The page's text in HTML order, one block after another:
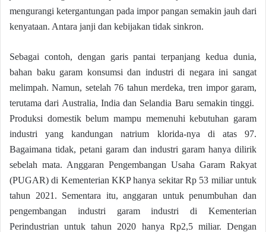
mengurangi ketergantungan pada impor pangan semakin jauh dari
kenyataan. Antara janji dan kebijakan tidak sinkron.
Sebagai contoh, dengan garis pantai terpanjang kedua dunia,
bahan baku garam konsumsi dan industri di negara ini sangat
melimpah. Namun, setelah 76 tahun merdeka, tren impor garam,
terutama dari Australia, India dan Selandia Baru semakin tinggi.
Produksi domestik belum mampu memenuhi kebutuhan garam
industri yang kandungan natrium klorida-nya di atas 97.
Bagaimana tidak, petani garam dan industri garam hanya dilirik
sebelah mata. Anggaran Pengembangan Usaha Garam Rakyat
(PUGAR) di Kementerian KKP hanya sekitar Rp 53 miliar untuk
tahun 2021. Sementara itu, anggaran untuk penumbuhan dan
pengembangan industri garam industri di Kementerian
Perindustrian untuk tahun 2020 hanya Rp2,5 miliar. Dengan